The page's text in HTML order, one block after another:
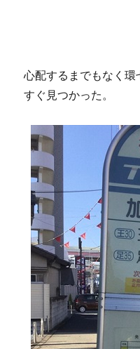
心配するまでもなく
すぐ見つかった。